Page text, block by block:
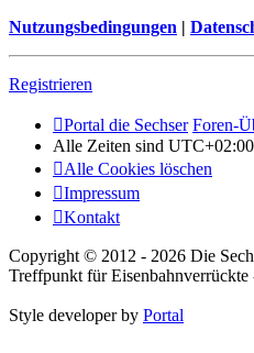
Nutzungsbedingungen |
Registrieren
Portal die Sechser Foren-
Alle Zeiten sind UTC+02:00
Alle Cookies löschen
Impressum
Kontakt
Copyright © 2012 - 2026 Die
Treffpunkt für
Style developer by Portal